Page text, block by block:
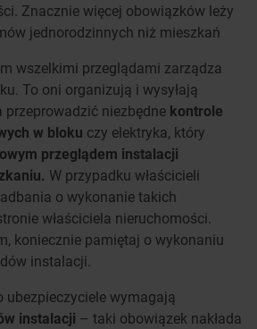
Znacznie więcej obowiązków leży
jednorodzinnych niż mieszkań
wszelkimi przeglądami zarządza
To oni organizują i wysyłają
niezbędne kontrole
w bloku czy elektryka, który
przeglądem instalacji
W przypadku właścicieli
o wykonanie takich
właściciela nieruchomości.
koniecznie pamiętaj o wykonaniu
instalacji.
ubezpieczyciele wymagają
instalacji – taki obowiązek nakłada